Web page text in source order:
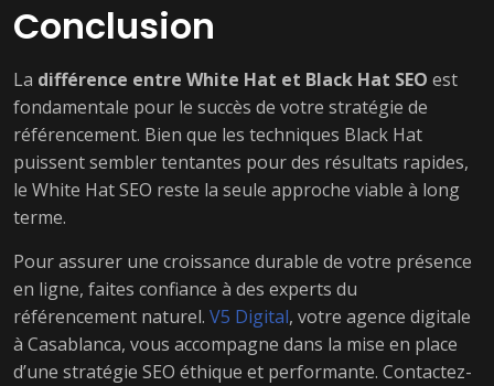
Conclusion
La différence entre White Hat et Black Hat SEO est
fondamentale pour le succès de votre stratégie de
référencement. Bien que les techniques Black Hat
puissent sembler tentantes pour des résultats rapides,
le White Hat SEO reste la seule approche viable à long
terme.
Pour assurer une croissance durable de votre présence
en ligne, faites confiance à des experts du
référencement naturel. V5 Digital, votre agence digitale
à Casablanca, vous accompagne dans la mise en place
d’une stratégie SEO éthique et performante. Contactez-